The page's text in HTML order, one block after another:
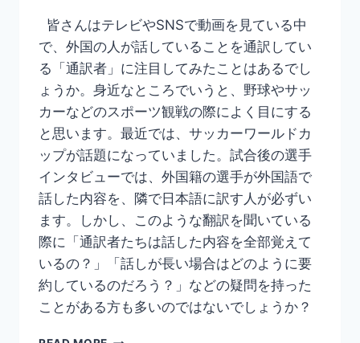
皆さんはテレビやSNSで動画を見ている中
で、外国の人が話していることを通訳してい
る「通訳者」に注目してみたことはあるでし
ょうか。身近なところでいうと、野球やサッ
カーなどのスポーツ観戦の際によく目にする
と思います。最近では、サッカーワールドカ
ップが話題になっていました。試合後の選手
インタビューでは、外国籍の選手が外国語で
話した内容を、隣で日本語に訳す人が必ずい
ます。しかし、このような翻訳を聞いている
際に「通訳者たちは話した内容を全部覚えて
いるの？」「話しが長い場合はどのように要
約しているのだろう？」などの疑問を持った
ことがある方も多いのではないでしょうか？
通